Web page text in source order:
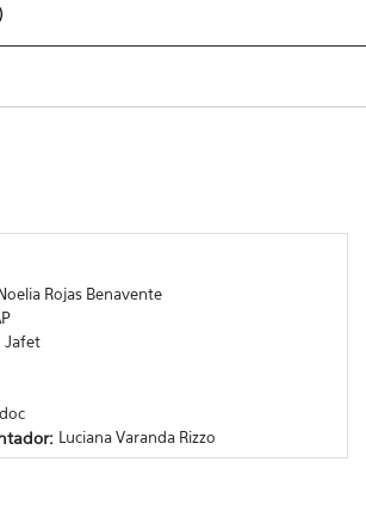
Rojas Benavente
Jafet
Luciana Varanda Rizzo